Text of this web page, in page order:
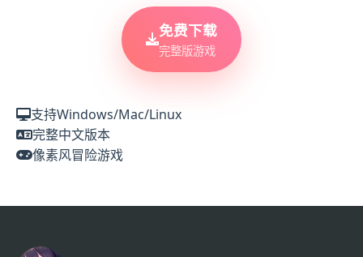
免费下载
完整版游戏
支持Windows/Mac/Linux
完整中文版本
像素风冒险游戏